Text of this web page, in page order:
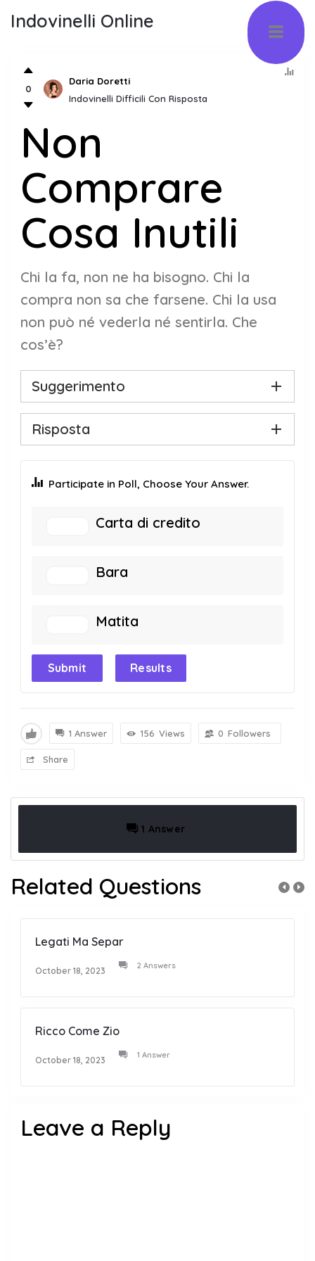
Indovinelli Online
0
Daria Doretti
Indovinelli Difficili Con Risposta
Non
Comprare
Cosa Inutili
Chi la fa, non ne ha bisogno. Chi la
compra non sa che farsene. Chi la usa
non può né vederla né sentirla. Che
cos’è?
Suggerimento
Risposta
Participate in Poll, Choose Your Answer.
Carta di credito
Bara
Matita
Submit Results
1 Answer 156 Views 0 Followers
Share
1 Answer
Related Questions
Legati Ma Separ
October 18, 2023 2 Answers
Ricco Come Zio
October 18, 2023 1 Answer
Leave a Reply